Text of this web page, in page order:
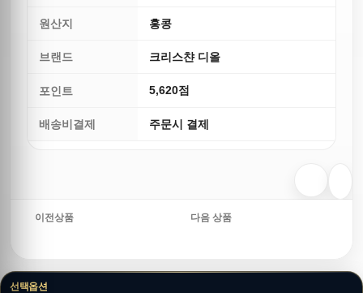
원산지 홍콩
브랜드 크리스챤 디올
포인트 5,620점
배송비결제 주문시 결제
이전상품 다음 상품
선택옵션